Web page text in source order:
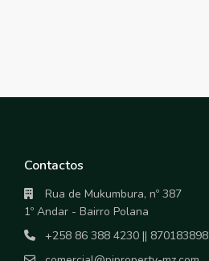
Contactos
Rua de Mukumbura, nº 387
1º Andar - Bairro Polana
+258 86 388 4230 || 870183898